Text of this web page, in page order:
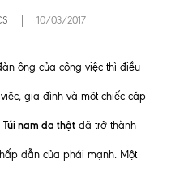
10/03/2017
ông của công việc thì điều
gia đình và một chiếc cặp
Túi nam da thật đã trở thành
dẫn của phái mạnh. Một